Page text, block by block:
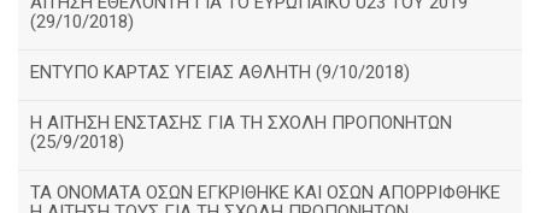
(29/10/2018)
ΕΝΤΥΠΟ ΚΑΡΤΑΣ ΥΓΕΙΑΣ ΑΘΛΗΤΗ (9/10/2018)
Η ΑΙΤΗΣΗ ΕΝΣΤΑΣΗΣ ΓΙΑ ΤΗ ΣΧΟΛΗ ΠΡΟΠΟΝΗΤΩΝ
(25/9/2018)
ΤΑ ΟΝΟΜΑΤΑ ΟΣΩΝ ΕΓΚΡΙΘΗΚΕ ΚΑΙ ΟΣΩΝ ΑΠΟΡΡΙΦΘΗΚΕ